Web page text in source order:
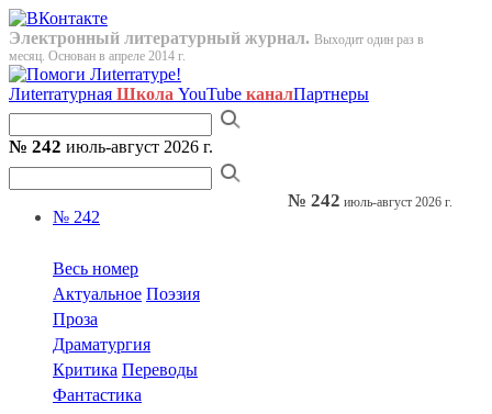
Электронный литературный журнал. Выходит один раз в
месяц. Основан в апреле 2014 г.
Лиterraтурная Школа YouTube каналПартнеры
№ 242 июль-август 2026 г.
№ 242
Весь номер
Актуальное Поэзия
Проза
Драматургия
Критика Переводы
Фантастика
№ 242 июль-август 2026 г.